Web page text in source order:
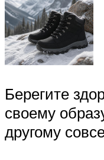
Берегите
своему
другому